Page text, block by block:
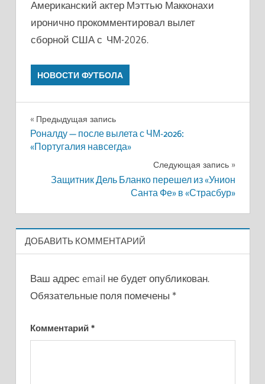
Американский актер Мэттью Макконахи
иронично прокомментировал вылет
сборной США с ЧМ-2026.
НОВОСТИ ФУТБОЛА
Навигация
по
Предыдущая запись
Роналду — после вылета с ЧМ-2026:
«Португалия навсегда»
Следующая запись
Защитник Дель Бланко перешел из «Унион
Санта Фе» в «Страсбур»
ДОБАВИТЬ КОММЕНТАРИЙ
Ваш адрес email не будет опубликован.
Обязательные поля помечены *
Комментарий *